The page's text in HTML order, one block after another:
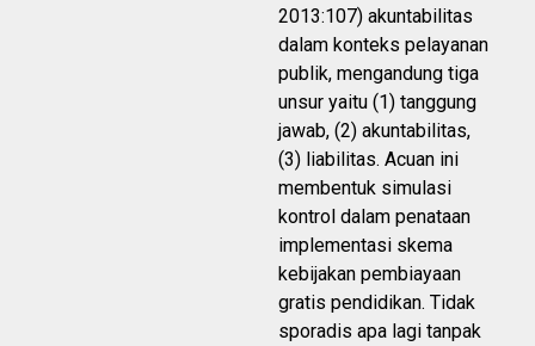
2013:107) akuntabilitas
dalam konteks pelayanan
publik, mengandung tiga
unsur yaitu (1) tanggung
jawab, (2) akuntabilitas,
(3) liabilitas. Acuan ini
membentuk simulasi
kontrol dalam penataan
implementasi skema
kebijakan pembiayaan
gratis pendidikan. Tidak
sporadis apa lagi tanpak